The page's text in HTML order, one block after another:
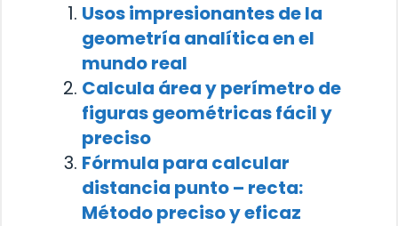
Usos impresionantes de la
geometría analítica en el
mundo real
Calcula área y perímetro de
figuras geométricas fácil y
preciso
Fórmula para calcular
distancia punto – recta:
Método preciso y eficaz